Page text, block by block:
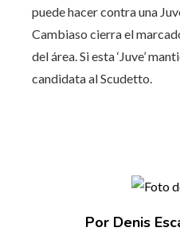
puede hacer contra una
Cambiaso cierra el
del área. Si esta ‘Juve’
candidata al Scudetto.
Por Denis